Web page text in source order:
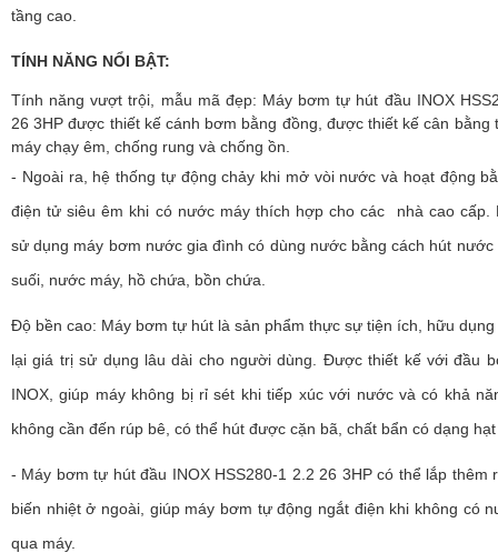
tầng cao.
TÍNH NĂNG NỔI BẬT:
Tính năng vượt trội, mẫu mã đẹp: Máy bơm tự hút đầu INOX
26 3HP được thiết kế cánh bơm bằng đồng, được thiết kế cân bằng
máy chạy êm, chống rung và chống ồn.
- Ngoài ra, hệ thống tự động chảy khi mở vòi nước và hoạt động
điện tử siêu êm khi có nước máy thích hợp cho các nhà cao cấp.
sử dụng máy bơm nước gia đình có dùng nước bằng cách hút nước
suối, nước máy, hồ chứa, bồn chứa.
Độ bền cao: Máy bơm tự hút là sản phẩm thực sự tiện ích, hữu dụng
lại giá trị sử dụng lâu dài cho người dùng. Được thiết kế với đầu
INOX, giúp máy không bị rỉ sét khi tiếp xúc với nước và có khả
không cần đến rúp bê, có thể hút được cặn bã, chất bẩn có dạng
- Máy bơm tự hút đầu INOX HSS280-1 2.2 26 3HP có thể lắp thêm
biến nhiệt ở ngoài, giúp máy bơm tự động ngắt điện khi không có
qua máy.